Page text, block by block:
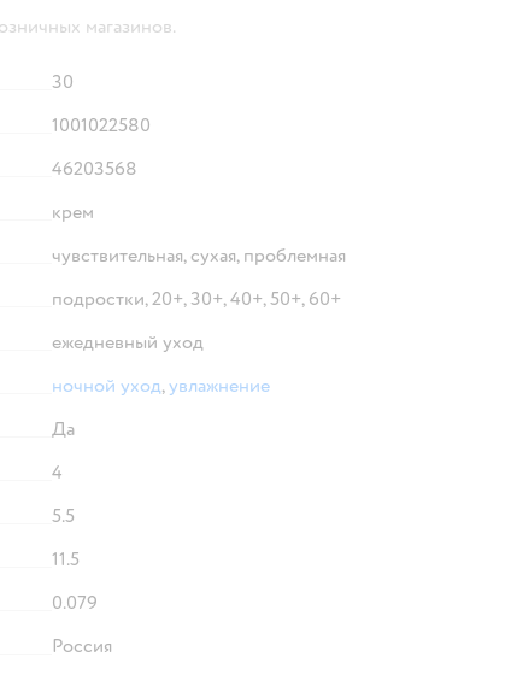
магазинов.
30
1001022580
46203568
крем
чувствительная, сухая, проблемная
подростки,20+, 30+,40+,50+, 60+
ежедневный уход
ночной уход,увлажнение
Да
4
5.5
11.5
0.079
Россия